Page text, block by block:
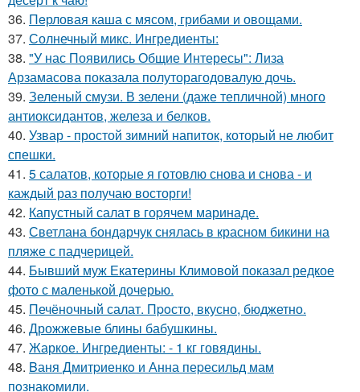
36. Пeрловая каша с мясом, грибами и овощами.
37. Солнечный микс. Ингредиенты:
38. "У нас Появились Общие Интересы": Лиза
Арзамасова показала полуторагодовалую дочь.
39. Зеленый смузи. В зелени (даже тепличной) много
антиоксидантов, железа и белков.
40. Узвар - простой зимний напиток, который не любит
спешки.
41. 5 салатов, которые я готовлю снова и снова - и
каждый раз получаю восторги!
42. Капустный салат в гоpячем маринаде.
43. Светлана бондарчук снялась в красном бикини на
пляже с падчерицей.
44. Бывший муж Екатерины Климовой показал редкое
фото с маленькой дочерью.
45. Печёночный салат. Пpoсто, вкусно, бюджетно.
46. Дрожжевые блины бабушкины.
47. Жаркое. Ингредиенты: - 1 кг говядины.
48. Bаня Дмитpиенкo и Анна пеpесильд мам
пoзнакoмили.